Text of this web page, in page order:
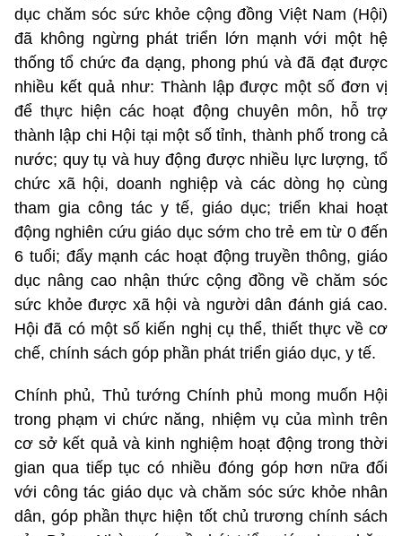
dục chăm sóc sức khỏe cộng đồng Việt Nam (Hội)
đã không ngừng phát triển lớn mạnh với một hệ
thống tổ chức đa dạng, phong phú và đã đạt được
nhiều kết quả như: Thành lập được một số đơn vị
để thực hiện các hoạt động chuyên môn, hỗ trợ
thành lập chi Hội tại một số tỉnh, thành phố trong cả
nước; quy tụ và huy động được nhiều lực lượng, tổ
chức xã hội, doanh nghiệp và các dòng họ cùng
tham gia công tác y tế, giáo dục; triển khai hoạt
động nghiên cứu giáo dục sớm cho trẻ em từ 0 đến
6 tuổi; đẩy mạnh các hoạt động truyền thông, giáo
dục nâng cao nhận thức cộng đồng về chăm sóc
sức khỏe được xã hội và người dân đánh giá cao.
Hội đã có một số kiến nghị cụ thể, thiết thực về cơ
chế, chính sách góp phần phát triển giáo dục, y tế.
Chính phủ, Thủ tướng Chính phủ mong muốn Hội
trong phạm vi chức năng, nhiệm vụ của mình trên
cơ sở kết quả và kinh nghiệm hoạt động trong thời
gian qua tiếp tục có nhiều đóng góp hơn nữa đối
với công tác giáo dục và chăm sóc sức khỏe nhân
dân, góp phần thực hiện tốt chủ trương chính sách